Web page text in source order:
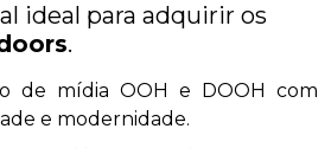
ideal para adquirir os
.
de mídia OOH e DOOH com
e modernidade.